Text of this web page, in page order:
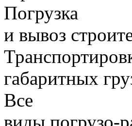
Погрузка
и вывоз
габаритных
Все
виды погрузо-